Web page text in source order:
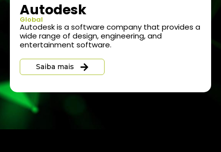
Autodesk
Global
Autodesk is a software company that provides a
wide range of design, engineering, and
entertainment software.
Saiba mais